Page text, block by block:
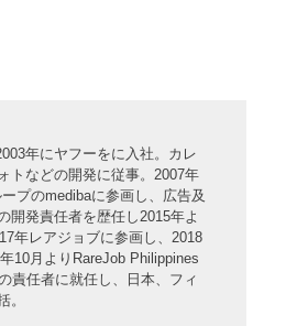
年にヤフーをに入社。カレ
トなどの開発に従事。2007年
プのmedibaに参画し、広告及
開発責任者を歴任し2015年よ
年レアジョブに参画し、2018
10月よりRareJob Philippines
責任者に就任し、日本、フィ
。